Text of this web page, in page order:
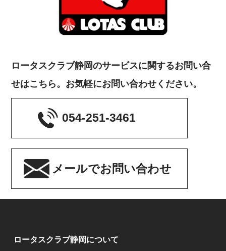
ロータスクラブ静岡のサービスに関するお問い合
せはこちら。お気軽にお問い合わせください。
054-251-3461
メールでお問い合わせ
ロータスクラブ静岡について